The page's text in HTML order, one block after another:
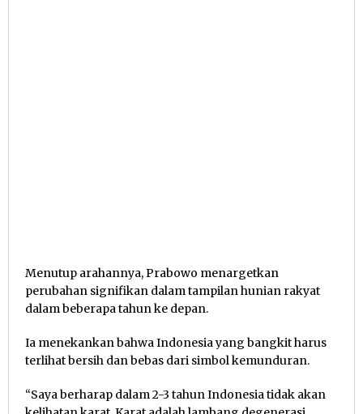
Menutup arahannya, Prabowo menargetkan
perubahan signifikan dalam tampilan hunian rakyat
dalam beberapa tahun ke depan.
Ia menekankan bahwa Indonesia yang bangkit harus
terlihat bersih dan bebas dari simbol kemunduran.
“Saya berharap dalam 2-3 tahun Indonesia tidak akan